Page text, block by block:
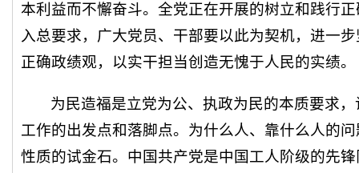
本利益而不懈奋斗。全党正在开展的树立和践行
入总要求，广大党员、干部要以此为契机，进一
正确政绩观，以实干担当创造无愧于人民的实绩。
为民造福是立党为公、执政为民的本质要求
工作的出发点和落脚点。为什么人、靠什么人的
性质的试金石。中国共产党是中国工人阶级的先